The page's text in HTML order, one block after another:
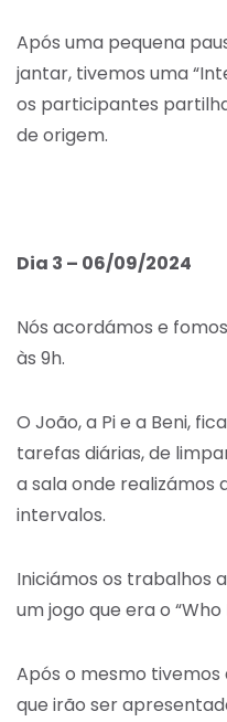
Após uma pequena
jantar, tivemos uma
os participantes
de origem.
Dia 3 – 06/09/2024
Nós acordámos e
às 9h.
O João, a Pi e a Beni,
tarefas diárias, de
a sala onde realizámos
intervalos.
Iniciámos os trabalhos
um jogo que era o “Who
Após o mesmo tivemos
que irão ser